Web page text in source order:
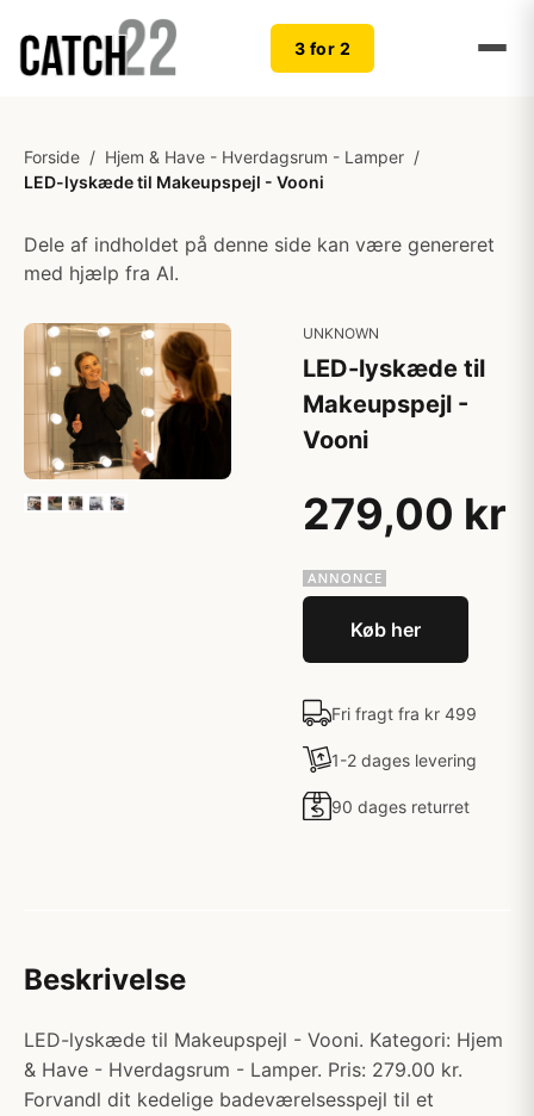
3 for 2
Forside / Hjem & Have - Hverdagsrum - Lamper /
LED-lyskæde til Makeupspejl - Vooni
Dele af indholdet på denne side kan være genereret
med hjælp fra AI.
UNKNOWN
LED-lyskæde til
Makeupspejl -
Vooni
279,00 kr
Køb her
Fri fragt fra kr 499
1-2 dages levering
90 dages returret
Beskrivelse
LED-lyskæde til Makeupspejl - Vooni. Kategori: Hjem
& Have - Hverdagsrum - Lamper. Pris: 279.00 kr.
Forvandl dit kedelige badeværelsesspejl til et